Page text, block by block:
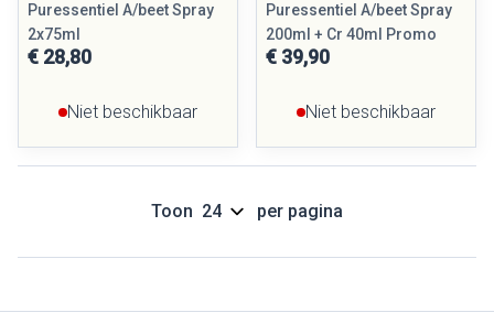
Puressentiel A/beet Spray
2x75ml
€ 28,80
Niet beschikbaar
Puressentiel A/beet Spray
200ml + Cr 40ml Promo
€ 39,90
Niet beschikbaar
Toon per pagina